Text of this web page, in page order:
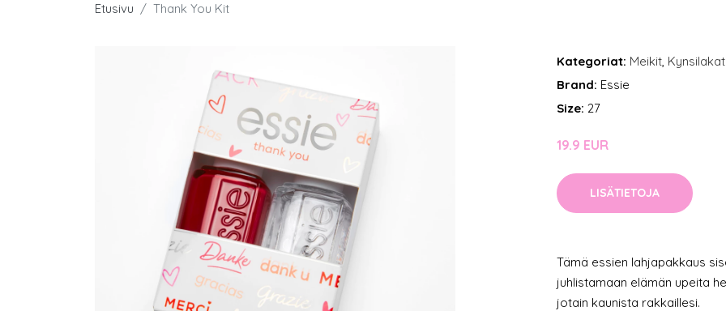
Etusivu Thank You Kit
Kategoriat: Meikit, Kynsilakat
Brand: Essie
Size: 27
19.9 EUR
LISÄTIETOJA
Tämä essien lahjapakkaus
juhlistamaan elämän upeita
jotain kaunista rakkaillesi.